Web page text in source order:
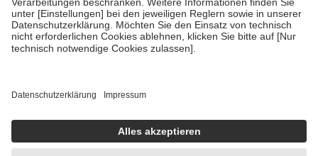
GKV getragen werden
• empfohlenen Schutzimpfungen
• Harn- und Blutteststreifen
getroffen, um sicherzustellen, dass es sich um echte Bewertungen
https://help.etrusted.com/hc/de/articles/4419944605341
Einige Bilder und Inhalte wurden unter Zuhilfenahme künstlicher